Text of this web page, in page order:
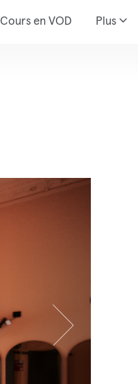
Cours en VOD Plus